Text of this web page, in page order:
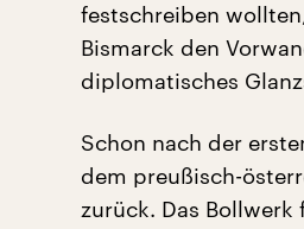
festschreiben
Bismarck den
diplomatisches
Schon nach der
dem preußisch-
zurück. Das